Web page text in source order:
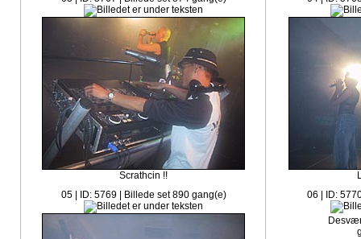
Scrathcin !!
05 | ID: 5769 | Billede set 890 gang(e)
06 | ID: